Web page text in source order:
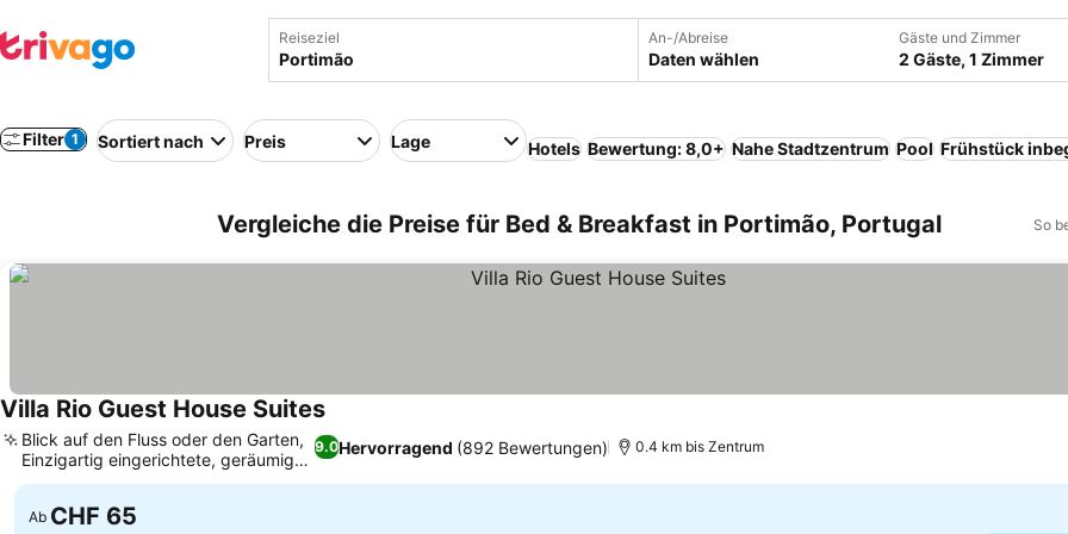
Reiseziel An-/Abreise
Daten wählen
Gäste und Zimmer
2 Gäste, 1 Zimmer
Filter 1 Sortiert nach Preis Lage Hotels Bewertung: 8,0+ Nahe Stadtzentrum Pool Frühstück
Vergleiche die Preise für Bed & Breakfast in Portimão, Portugal So
Villa Rio Guest House Suites
9.0Hervorragend (892 Bewertungen)
Blick auf den Fluss oder den Garten,
Einzigartig eingerichtete, geräumige
Zimmer
0.4 km bis Zentrum
Ab CHF 65